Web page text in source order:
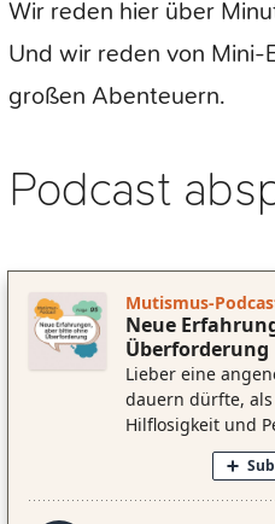
Wir reden hier über
Und wir reden von Mini-
großen Abenteuern.
Podcast